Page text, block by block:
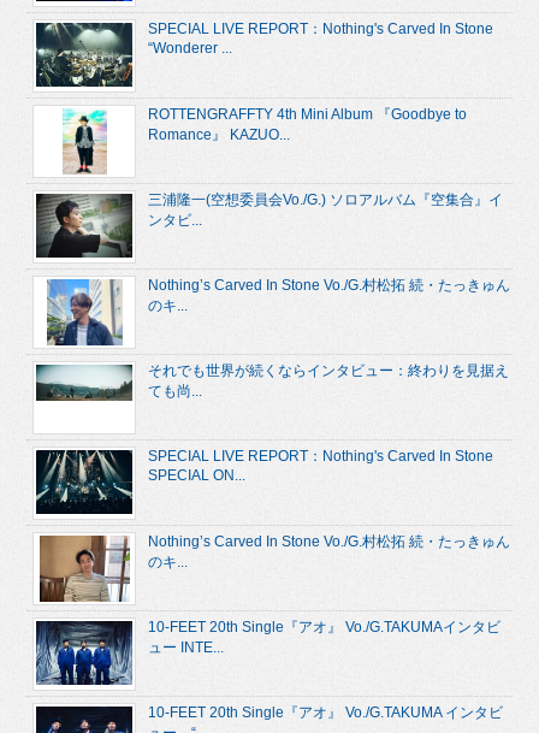
SPECIAL LIVE REPORT：Nothing's Carved In Stone
“Wonderer ...
ROTTENGRAFFTY 4th Mini Album 『Goodbye to
Romance』 KAZUO...
三浦隆一(空想委員会Vo./G.) ソロアルバム『空集合』イ
ンタビ...
Nothing’s Carved In Stone Vo./G.村松拓 続・たっきゅん
のキ...
それでも世界が続くならインタビュー：終わりを見据え
ても尚...
SPECIAL LIVE REPORT：Nothing's Carved In Stone
SPECIAL ON...
Nothing’s Carved In Stone Vo./G.村松拓 続・たっきゅん
のキ...
10-FEET 20th Single『アオ』 Vo./G.TAKUMAインタビ
ュー INTE...
10-FEET 20th Single『アオ』 Vo./G.TAKUMA インタビ